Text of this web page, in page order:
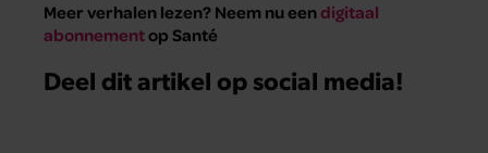
Meer verhalen lezen? Neem nu eendigitaal
abonnementop Santé
Deel dit artikel op social media!